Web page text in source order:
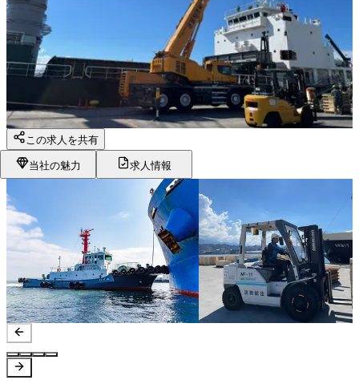
この求人を共有
当社の魅力 求人情報